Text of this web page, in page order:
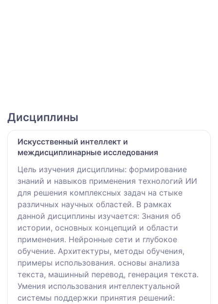
Дисциплины
Искусственный интеллект и
междисциплинарные исследования
Цель изучения дисциплины: формирование
знаний и навыков применения технологий ИИ
для решения комплексных задач на стыке
различных научных областей. В рамках
данной дисциплины изучается: Знания об
истории, основных концепций и области
применения. Нейронные сети и глубокое
обучение. Архитектуры, методы обучения,
примеры использования. основы анализа
текста, машинный перевод, генерация текста.
Умения использования интеллектуальной
системы поддержки принятия решений: